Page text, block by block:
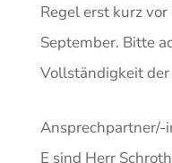
Regel erst kurz
September. Bitte
Vollständigkeit
Ansprechpartner/-
E sind Herr